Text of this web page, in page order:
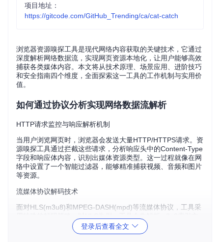
项目地址：
https://gitcode.com/GitHub_Trending/ca/cat-catch
浏览器资源嗅探工具是现代网络内容获取的关键技术，它通过
深度解析网络数据流，实现网页资源本地化，让用户能够高效
捕获各类媒体内容。本文将从技术原理、场景应用、进阶技巧
和安全指南四个维度，全面探索这一工具的工作机制与实用价
值。
如何通过协议分析实现网络数据流解析
HTTP请求监控与响应解析机制
当用户浏览网页时，浏览器会发送大量HTTP/HTTPS请求。资
源嗅探工具通过拦截这些请求，分析响应头中的Content-Type
字段和响应体内容，识别出媒体资源类型。这一过程就像在网
络中设置了一个智能过滤器，能够精准捕获视频、音频和图片
等资源。
流媒体协议解码技术
面对HLS(m3u8)和MPEG-DASH(mpd)等流媒体协议，工具采
件，获取所有ts分片的URL地址，然后通过多线程并发下载这
些分片，最后合并为完整的视频文件。这一过程涉及复杂的时
登录后查看全文